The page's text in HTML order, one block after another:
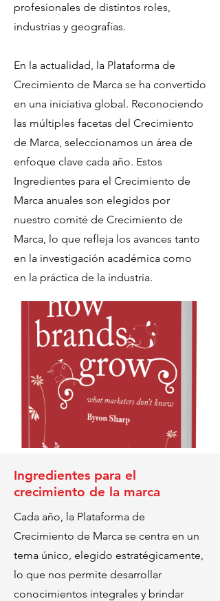
profesionales de distintos roles,
industrias y geografías.
En la actualidad, la Plataforma de
Crecimiento de Marca se ha convertido
en una iniciativa global. Reconociendo
las múltiples facetas del Crecimiento
de Marca, seleccionamos un área de
enfoque clave cada año. Estos
Ingredientes para el Crecimiento de
Marca anuales son elegidos por
nuestro comité de Crecimiento de
Marca, lo que refleja los avances tanto
en la investigación académica como
en la práctica de la industria.
Ingredientes para el
crecimiento de la marca
Cada año, la Plataforma de
Crecimiento de Marca se centra en un
tema único, elegido estratégicamente,
lo que nos permite desarrollar
conocimientos integrales y brindar